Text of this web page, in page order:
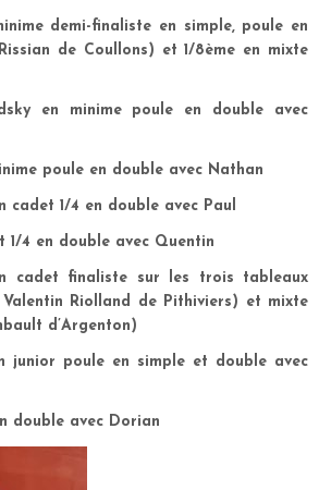
demi-finaliste en simple, poule en
de Coullons) et 1/8ème en mixte
en minime poule en double avec
poule en double avec Nathan
cadet 1/4 en double avec Paul
1/4 en double avec Quentin
cadet finaliste sur les trois tableaux
Riolland de Pithiviers) et mixte
d’Argenton)
junior poule en simple et double avec
double avec Dorian